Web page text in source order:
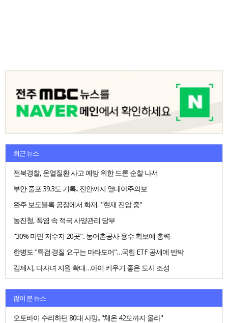
최근 뉴스
전북경찰, 온열질환 사고 예방 위한 드론 순찰 나서
부안 줄포 39.3도 기록.. 진안까지 열대야주의보
완주 보도블록 공장에서 화재.. "현재 진압 중"
농진청, 폭염 속 적극 사양관리 당부
"30% 미만 저수지 20곳".. 농어촌공사 용수 확보에 총력
한병도 "특검·경질 요구는 마타도어"…국힘 ETF 공세에 반박
김제시, 다자녀 지원 확대…아이 키우기 좋은 도시 조성
많이 본 뉴스
오토바이 수리하던 80대 사망.. "체온 42도까지 올라"